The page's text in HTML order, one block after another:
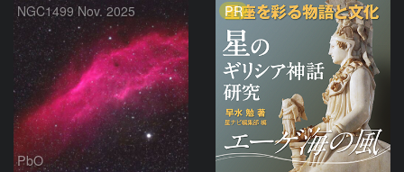
NGC1499 Nov. 2025
PbO
PR